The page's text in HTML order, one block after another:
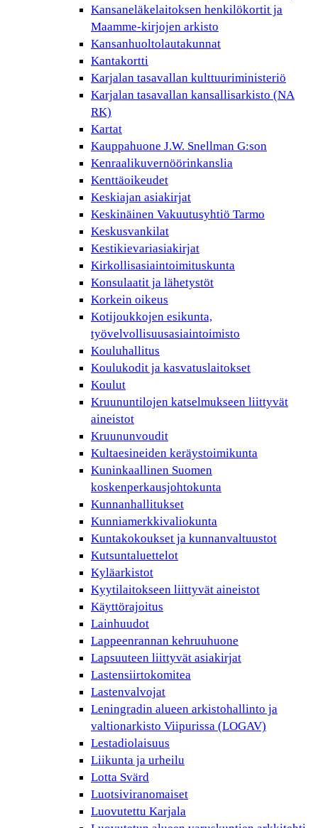
Kansaneläkelaitoksen henkilökortit ja
Maamme-kirjojen arkisto
Kansanhuoltolautakunnat
Kantakortti
Karjalan tasavallan kulttuuriministeriö
Karjalan tasavallan kansallisarkisto (NA
RK)
Kartat
Kauppahuone J.W. Snellman G:son
Kenraalikuvernöörinkanslia
Kenttäoikeudet
Keskiajan asiakirjat
Keskinäinen Vakuutusyhtiö Tarmo
Keskusvankilat
Kestikievariasiakirjat
Kirkollisasiaintoimituskunta
Konsulaatit ja lähetystöt
Korkein oikeus
Kotijoukkojen esikunta,
työvelvollisuusasiaintoimisto
Kouluhallitus
Koulukodit ja kasvatuslaitokset
Koulut
Kruununtilojen katselmukseen liittyvät
aineistot
Kruununvoudit
Kultaesineiden keräystoimikunta
Kuninkaallinen Suomen
koskenperkausjohtokunta
Kunnanhallitukset
Kunniamerkkivaliokunta
Kuntakokoukset ja kunnanvaltuustot
Kutsuntaluettelot
Kyläarkistot
Kyytilaitokseen liittyvät aineistot
Käyttörajoitus
Lainhuudot
Lappeenrannan kehruuhuone
Lapsuuteen liittyvät asiakirjat
Lastensiirtokomitea
Lastenvalvojat
Leningradin alueen arkistohallinto ja
valtionarkisto Viipurissa (LOGAV)
Lestadiolaisuus
Liikunta ja urheilu
Lotta Svärd
Luotsiviranomaiset
Luovutettu Karjala